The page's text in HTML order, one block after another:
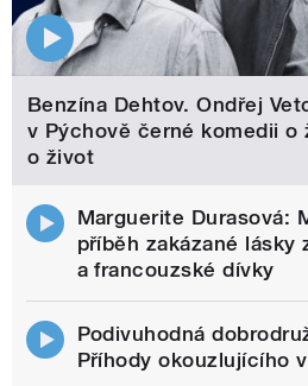
Benzína Dehtov. Ondřej
v Pýchově černé komedii o
o život
Marguerite Durasová:
příběh zakázané lásky
a francouzské dívky
Podivuhodná
Příhody okouzlujícího